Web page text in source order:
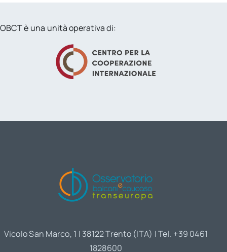
OBCT è una unità operativa di:
Vicolo San Marco, 1 | 38122 Trento (ITA) | Tel. +39 0461
1828600